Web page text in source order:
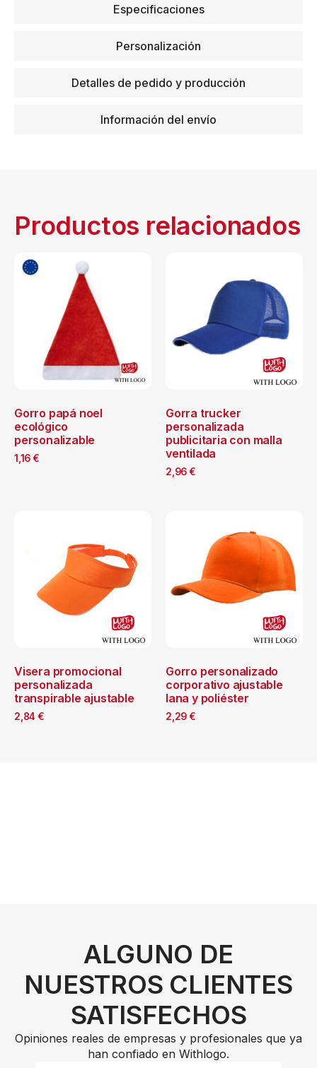
Especificaciones
Personalización
Detalles de pedido y producción
Información del envío
Productos relacionados
Gorro papá noel
ecológico
personalizable
1,16 €
Gorra trucker
personalizada
publicitaria con malla
ventilada
2,96 €
Visera promocional
personalizada
transpirable ajustable
2,84 €
Gorro personalizado
corporativo ajustable
lana y poliéster
2,29 €
ALGUNO DE
NUESTROS CLIENTES
SATISFECHOS
Opiniones reales de empresas y profesionales que ya
han confiado en Withlogo.